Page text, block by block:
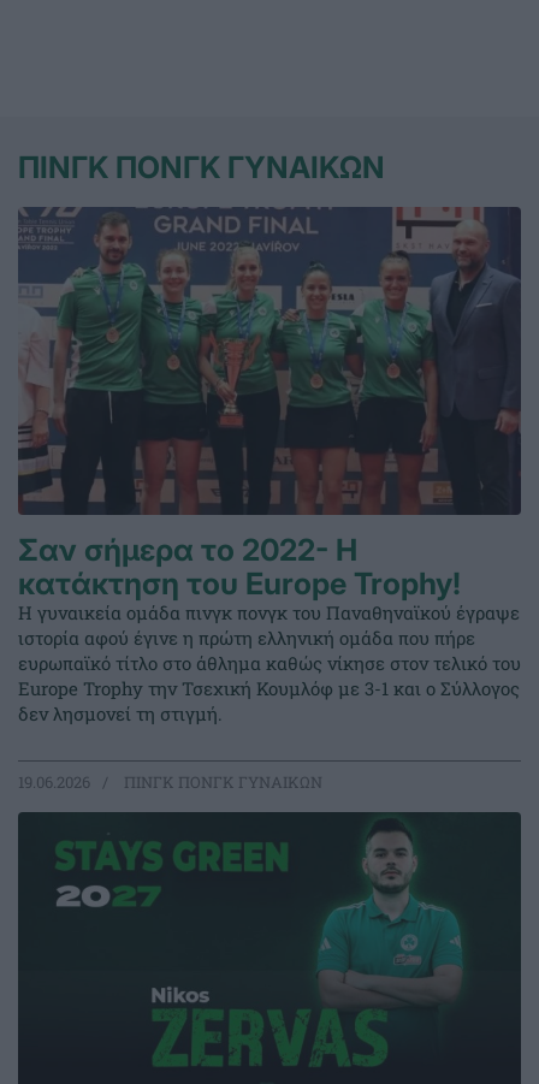
ΠΙΝΓΚ ΠΟΝΓΚ ΓΥΝΑΙΚΩΝ
Σαν σήμερα το 2022- Η
κατάκτηση του Europe Trophy!
Η γυναικεία ομάδα πινγκ πονγκ του Παναθηναϊκού έγραψε
ιστορία αφού έγινε η πρώτη ελληνική ομάδα που πήρε
ευρωπαϊκό τίτλο στο άθλημα καθώς νίκησε στον τελικό του
Europe Trophy την Τσεχική Κουμλόφ με 3-1 και ο Σύλλογος
δεν λησμονεί τη στιγμή.
19.06.2026 ΠΙΝΓΚ ΠΟΝΓΚ ΓΥΝΑΙΚΩΝ